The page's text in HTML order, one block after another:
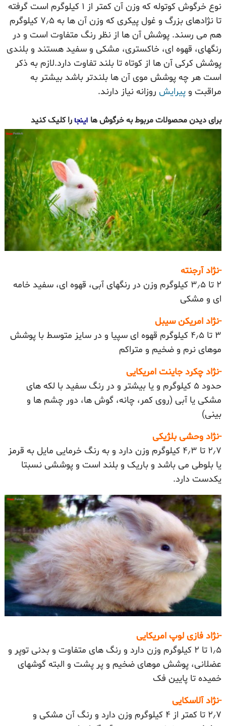
نوع خرگوش کوتوله که وزن آن کمتر از ۱ کیلوگرم است گرفته
تا نژادهای بزرگ و غول پیکری که وزن آن ها به ۷٫۵ کیلوگرم
هم می رسند. پوشش آن ها از نظر رنگ متفاوت است و در
رنگهای، قهوه ای، خاکستری، مشکی و سفید هستند و بلندی
پوشش کرکی آن ها از کوتاه تا بلند تفاوت دارد.لازم به ذکر
است هر چه پوشش موی آن ها بلندتر باشد بیشتر به
مراقبت وپیرایش روزانه نیاز دارند.
برای دیدن محصولات مربوط به خرگوش ها اینجا را کلیک کنید
-نژاد آرجنته
۲ تا ۳٫۵ کیلوگرم وزن در رنگهای آبی، قهوه ای، سفید خامه
ای و مشکی
-نژاد امریکن سیبل
۳ تا ۴٫۵ کیلوگرم قهوه ای سپیا و در سایز متوسط با پوشش
موهای نرم و ضخیم و متراکم
-نژاد چکرد جاینت امریکایی
حدود ۵ کیلوگرم و یا بیشتر و در رنگ سفید با لکه های
مشکی یا آبی (روی کمر، چانه، گوش ها، دور چشم ها و
بینی)
-نژاد وحشی بلژیکی
۲٫۷ تا ۴٫۳ کیلوگرم وزن دارد و به رنگ خرمایی مایل به قرمز
یا بلوطی می باشد و باریک و بلند است و پوششی نسبتا
یکدست دارد.
-نژاد فازی لوپ امریکایی
۱٫۵ تا ۲ کیلوگرم وزن دارد و رنگ های متفاوت و بدنی توپر و
عضلانی، پوشش موهای ضخیم و پر پشت و البته گوشهای
خمیده تا پایین فک
-نژاد آلاسکایی
۲٫۷ تا کمتر از ۴ کیلوگرم وزن دارد و رنگ آن مشکی و